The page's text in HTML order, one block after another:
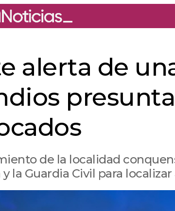
alerta de
de la localidad
la Guardia Civil para